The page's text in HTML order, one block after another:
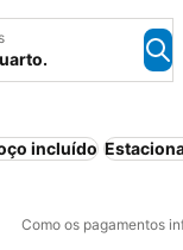
incluído
Como os pagamentos